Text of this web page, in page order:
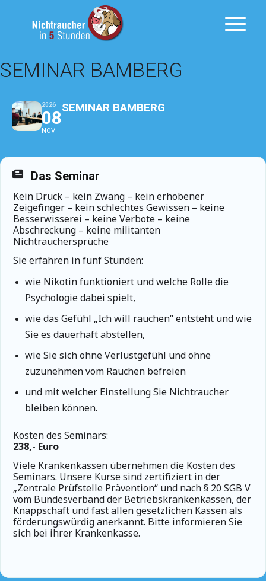
SEMINAR BAMBERG
2026
08
NOV
SEMINAR BAMBERG
Das Seminar
Kein Druck – kein Zwang – kein erhobener
Zeigefinger – kein schlechtes Gewissen – keine
Besserwisserei – keine Verbote – keine
Abschreckung – keine militanten
Nichtrauchersprüche
Sie erfahren in fünf Stunden:
wie Nikotin funktioniert und welche Rolle die
Psychologie dabei spielt,
wie das Gefühl „Ich will rauchen“ entsteht und wie
Sie es dauerhaft abstellen,
wie Sie sich ohne Verlustgefühl und ohne
zuzunehmen vom Rauchen befreien
und mit welcher Einstellung Sie Nichtraucher
bleiben können.
Kosten des Seminars:
238,- Euro
Viele Krankenkassen übernehmen die Kosten des
Seminars. Unsere Kurse sind zertifiziert in der
„Zentrale Prüfstelle Prävention“ und nach § 20 SGB V
vom Bundesverband der Betriebskrankenkassen, der
Knappschaft und fast allen gesetzlichen Kassen als
förderungswürdig anerkannt. Bitte informieren Sie
sich bei ihrer Krankenkasse.